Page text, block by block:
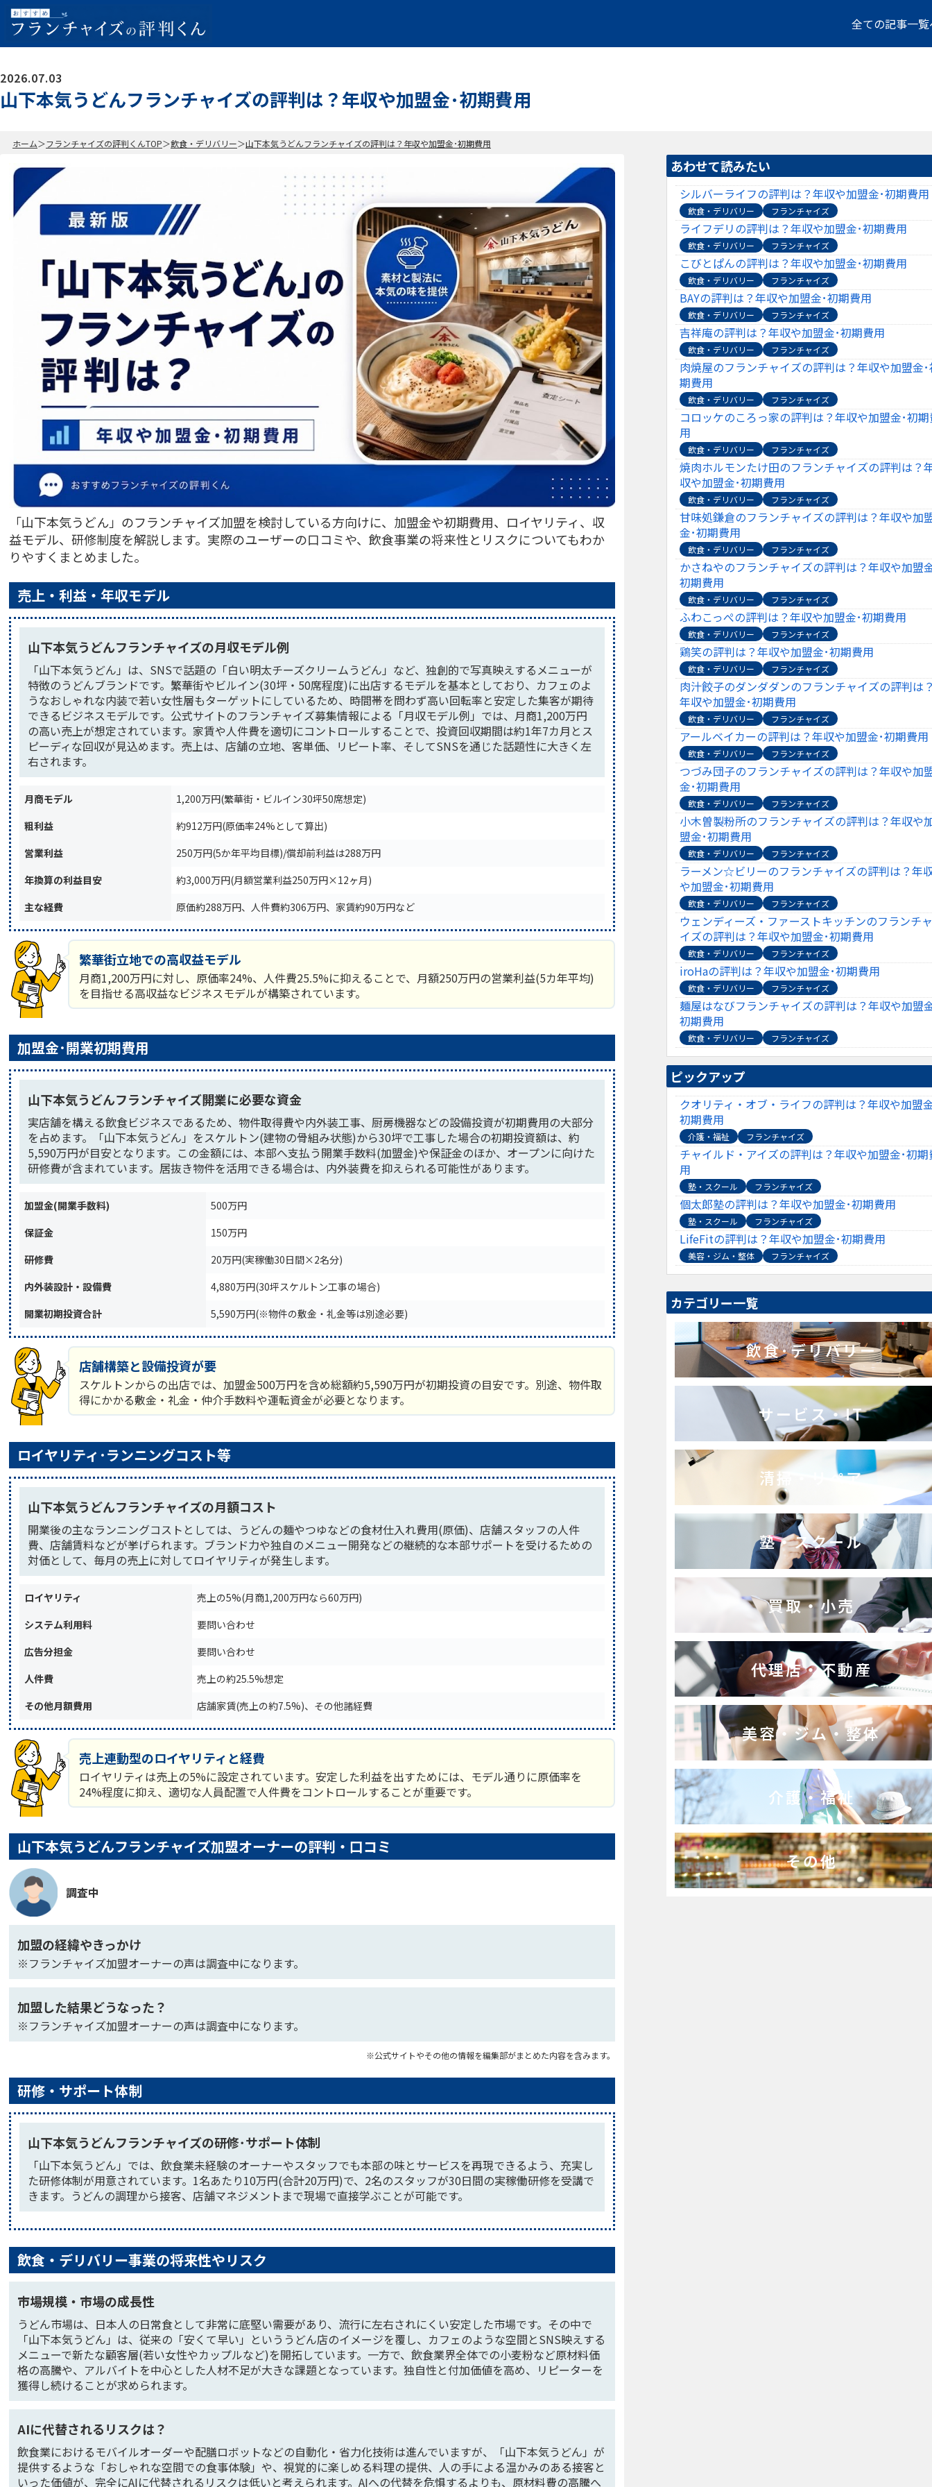
全ての記事一
2026.07.03
山下本気うどんフランチャイズの評判は？年収や加盟金･初期費用
ホーム フランチャイズの評判くんTOP 飲食・デリバリー 山下本気うどんフランチャイズの評判は？年収や加盟金･初期費用
「山下本気うどん」のフランチャイズ加盟を検討している方向けに、加盟金や初期費用、ロイヤリティ、収
益モデル、研修制度を解説します。実際のユーザーの口コミや、飲食事業の将来性とリスクについてもわか
りやすくまとめました。
売上・利益・年収モデル
山下本気うどんフランチャイズの月収モデル例
「山下本気うどん」は、SNSで話題の「白い明太チーズクリームうどん」など、独創的で写真映えするメニューが
特徴のうどんブランドです。繁華街やビルイン(30坪・50席程度)に出店するモデルを基本としており、カフェのよ
うなおしゃれな内装で若い女性層もターゲットにしているため、時間帯を問わず高い回転率と安定した集客が期待
できるビジネスモデルです。公式サイトのフランチャイズ募集情報による「月収モデル例」では、月商1,200万円
の高い売上が想定されています。家賃や人件費を適切にコントロールすることで、投資回収期間は約1年7カ月とス
ピーディな回収が見込めます。売上は、店舗の立地、客単価、リピート率、そしてSNSを通じた話題性に大きく左
右されます。
月商モデル
1,200万円(繁華街・ビルイン30坪50席想定)
粗利益
約912万円(原価率24%として算出)
営業利益
250万円(5か年平均目標)/償却前利益は288万円
年換算の利益目安
約3,000万円(月額営業利益250万円×12ヶ月)
主な経費
原価約288万円、人件費約306万円、家賃約90万円など
繁華街立地での高収益モデル
月商1,200万円に対し、原価率24%、人件費25.5%に抑えることで、月額250万円の営業利益(5カ年平均)
を目指せる高収益なビジネスモデルが構築されています。
加盟金･開業初期費用
山下本気うどんフランチャイズ開業に必要な資金
実店舗を構える飲食ビジネスであるため、物件取得費や内外装工事、厨房機器などの設備投資が初期費用の大部分
を占めます。「山下本気うどん」をスケルトン(建物の骨組み状態)から30坪で工事した場合の初期投資額は、約
5,590万円が目安となります。この金額には、本部へ支払う開業手数料(加盟金)や保証金のほか、オープンに向けた
研修費が含まれています。居抜き物件を活用できる場合は、内外装費を抑えられる可能性があります。
加盟金(開業手数料)
500万円
保証金
150万円
研修費
20万円(実稼働30日間×2名分)
内外装設計・設備費
4,880万円(30坪スケルトン工事の場合)
開業初期投資合計
5,590万円(※物件の敷金・礼金等は別途必要)
店舗構築と設備投資が要
スケルトンからの出店では、加盟金500万円を含め総額約5,590万円が初期投資の目安です。別途、物件取
得にかかる敷金・礼金・仲介手数料や運転資金が必要となります。
ロイヤリティ･ランニングコスト等
山下本気うどんフランチャイズの月額コスト
開業後の主なランニングコストとしては、うどんの麺やつゆなどの食材仕入れ費用(原価)、店舗スタッフの人件
費、店舗賃料などが挙げられます。ブランド力や独自のメニュー開発などの継続的な本部サポートを受けるための
対価として、毎月の売上に対してロイヤリティが発生します。
ロイヤリティ
売上の5%(月商1,200万円なら60万円)
システム利用料
要問い合わせ
広告分担金
要問い合わせ
人件費
売上の約25.5%想定
その他月額費用
店舗家賃(売上の約7.5%)、その他諸経費
売上連動型のロイヤリティと経費
ロイヤリティは売上の5%に設定されています。安定した利益を出すためには、モデル通りに原価率を
24%程度に抑え、適切な人員配置で人件費をコントロールすることが重要です。
山下本気うどんフランチャイズ加盟オーナーの評判・口コミ
調査中
加盟の経緯やきっかけ
※フランチャイズ加盟オーナーの声は調査中になります。
加盟した結果どうなった？
※フランチャイズ加盟オーナーの声は調査中になります。
※公式サイトやその他の情報を編集部がまとめた内容を含みます。
研修・サポート体制
山下本気うどんフランチャイズの研修･サポート体制
「山下本気うどん」では、飲食業未経験のオーナーやスタッフでも本部の味とサービスを再現できるよう、充実し
た研修体制が用意されています。1名あたり10万円(合計20万円)で、2名のスタッフが30日間の実稼働研修を受講で
きます。うどんの調理から接客、店舗マネジメントまで現場で直接学ぶことが可能です。
飲食・デリバリー事業の将来性やリスク
市場規模・市場の成長性
うどん市場は、日本人の日常食として非常に底堅い需要があり、流行に左右されにくい安定した市場です。その中で
「山下本気うどん」は、従来の「安くて早い」といううどん店のイメージを覆し、カフェのような空間とSNS映えする
メニューで新たな顧客層(若い女性やカップルなど)を開拓しています。一方で、飲食業界全体での小麦粉など原材料価
格の高騰や、アルバイトを中心とした人材不足が大きな課題となっています。独自性と付加価値を高め、リピーターを
獲得し続けることが求められます。
AIに代替されるリスクは？
飲食業におけるモバイルオーダーや配膳ロボットなどの自動化・省力化技術は進んでいますが、「山下本気うどん」が
提供するような「おしゃれな空間での食事体験」や、視覚的に楽しめる料理の提供、人の手による温かみのある接客と
いった価値が、完全にAIに代替されるリスクは低いと考えられます。AIへの代替を危惧するよりも、原材料費の高騰へ
あわせて読みたい
シルバーライフの評判は？年収や加盟金･初期費用
飲食・デリバリー フランチャイズ
ライフデリの評判は？年収や加盟金･初期費用
飲食・デリバリー フランチャイズ
こびとぱんの評判は？年収や加盟金･初期費用
飲食・デリバリー フランチャイズ
BAYの評判は？年収や加盟金･初期費用
飲食・デリバリー フランチャイズ
吉祥庵の評判は？年収や加盟金･初期費用
飲食・デリバリー フランチャイズ
肉焼屋のフランチャイズの評判は？年収や加盟金
期費用
飲食・デリバリー フランチャイズ
コロッケのころっ家の評判は？年収や加盟金･初
用
飲食・デリバリー フランチャイズ
焼肉ホルモンたけ田のフランチャイズの評判は？
収や加盟金･初期費用
飲食・デリバリー フランチャイズ
甘味処鎌倉のフランチャイズの評判は？年収や加
金･初期費用
飲食・デリバリー フランチャイズ
かさねやのフランチャイズの評判は？年収や加盟
初期費用
飲食・デリバリー フランチャイズ
ふわこっぺの評判は？年収や加盟金･初期費用
飲食・デリバリー フランチャイズ
鶏笑の評判は？年収や加盟金･初期費用
飲食・デリバリー フランチャイズ
肉汁餃子のダンダダンのフランチャイズの評判は
年収や加盟金･初期費用
飲食・デリバリー フランチャイズ
アールベイカーの評判は？年収や加盟金･初期費用
飲食・デリバリー フランチャイズ
つづみ団子のフランチャイズの評判は？年収や加
金･初期費用
飲食・デリバリー フランチャイズ
小木曽製粉所のフランチャイズの評判は？年収や
盟金･初期費用
飲食・デリバリー フランチャイズ
ラーメン☆ビリーのフランチャイズの評判は？年
や加盟金･初期費用
飲食・デリバリー フランチャイズ
ウェンディーズ・ファーストキッチンのフランチャ
イズの評判は？年収や加盟金･初期費用
飲食・デリバリー フランチャイズ
iroHaの評判は？年収や加盟金･初期費用
飲食・デリバリー フランチャイズ
麺屋はなびフランチャイズの評判は？年収や加盟
初期費用
飲食・デリバリー フランチャイズ
ピックアップ
クオリティ・オブ・ライフの評判は？年収や加盟
初期費用
介護・福祉 フランチャイズ
チャイルド・アイズの評判は？年収や加盟金･初期
用
塾・スクール フランチャイズ
個太郎塾の評判は？年収や加盟金･初期費用
塾・スクール フランチャイズ
LifeFitの評判は？年収や加盟金･初期費用
美容・ジム・整体 フランチャイズ
カテゴリー一覧
飲食･デリバリー
サービス・IT
清掃・リペア
塾・スクール
買取・小売
代理店・不動産
美容・ジム・整体
介護・福祉
その他